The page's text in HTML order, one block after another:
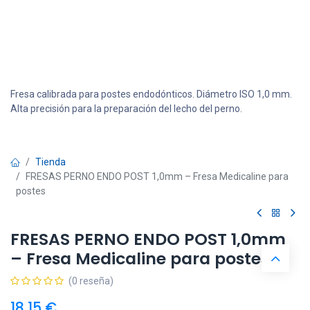
Fresa calibrada para postes endodónticos. Diámetro ISO 1,0 mm.
Alta precisión para la preparación del lecho del perno.
Tienda
FRESAS PERNO ENDO POST 1,0mm – Fresa Medicaline para
postes
FRESAS PERNO ENDO POST 1,0mm
– Fresa Medicaline para postes
(0 reseña)